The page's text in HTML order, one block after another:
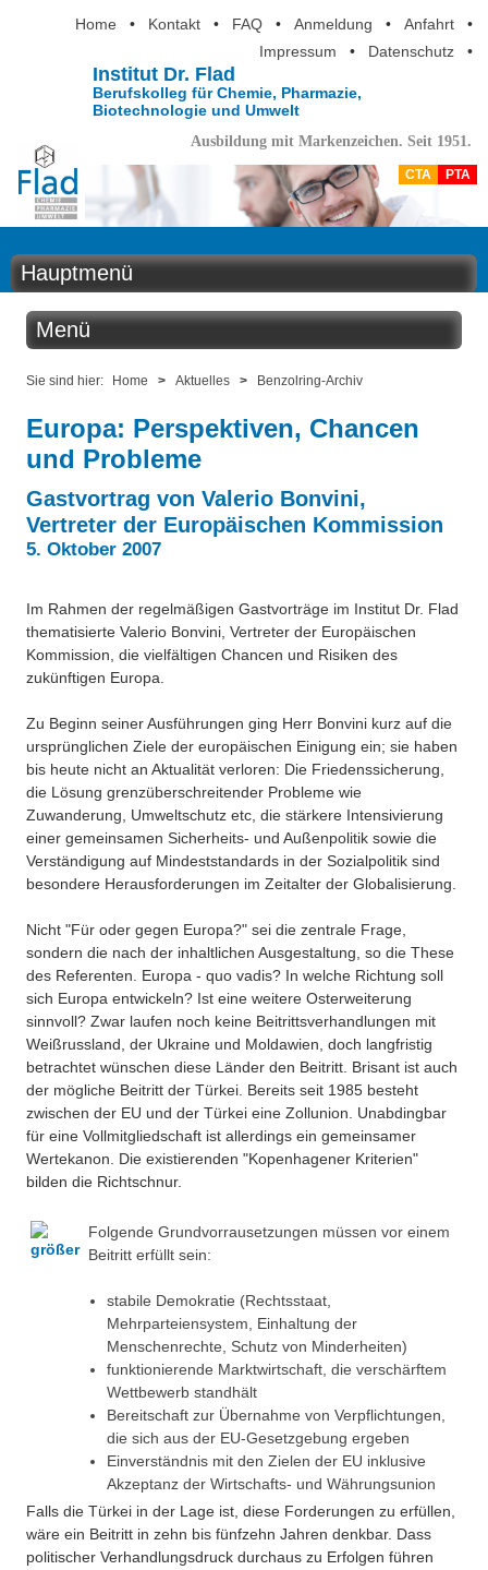
Home • Kontakt • FAQ • Anmeldung • Anfahrt
•
Impressum
• Datenschutz •
Institut Dr. Flad
Berufskolleg für Chemie, Pharmazie,
Biotechnologie und Umwelt
Ausbildung mit Markenzeichen. Seit 1951.
CTA PTA
Hauptmenü
Home
Berufsinformation
Über uns
Besonderheiten
Eduthek
Menü
Aktuelles
Benzolring online
QM-Zertifizierung nach SGB III / AZAV
Unsere Linktipps
Pressearchiv
Sie sind hier: Home > Aktuelles > Benzolring-Archiv
Europa: Perspektiven, Chancen
und Probleme
Gastvortrag von Valerio Bonvini,
Vertreter der Europäischen Kommission
5. Oktober 2007
Im Rahmen der regelmäßigen Gastvorträge im Institut Dr. Flad
thematisierte Valerio Bonvini, Vertreter der Europäischen
Kommission, die vielfältigen Chancen und Risiken des
zukünftigen Europa.
Zu Beginn seiner Ausführungen ging Herr Bonvini kurz auf die
ursprünglichen Ziele der europäischen Einigung ein; sie haben
bis heute nicht an Aktualität verloren: Die Friedenssicherung,
die Lösung grenzüberschreitender Probleme wie
Zuwanderung, Umweltschutz etc, die stärkere Intensivierung
einer gemeinsamen Sicherheits- und Außenpolitik sowie die
Verständigung auf Mindeststandards in der Sozialpolitik sind
besondere Herausforderungen im Zeitalter der Globalisierung.
Nicht "Für oder gegen Europa?" sei die zentrale Frage,
sondern die nach der inhaltlichen Ausgestaltung, so die These
des Referenten. Europa - quo vadis? In welche Richtung soll
sich Europa entwickeln? Ist eine weitere Osterweiterung
sinnvoll? Zwar laufen noch keine Beitrittsverhandlungen mit
Weißrussland, der Ukraine und Moldawien, doch langfristig
betrachtet wünschen diese Länder den Beitritt. Brisant ist auch
der mögliche Beitritt der Türkei. Bereits seit 1985 besteht
zwischen der EU und der Türkei eine Zollunion. Unabdingbar
für eine Vollmitgliedschaft ist allerdings ein gemeinsamer
Wertekanon. Die existierenden "Kopenhagener Kriterien"
bilden die Richtschnur.
Folgende Grundvorrausetzungen müssen vor einem
Beitritt erfüllt sein:
stabile Demokratie (Rechtsstaat,
Mehrparteiensystem, Einhaltung der
Menschenrechte, Schutz von Minderheiten)
funktionierende Marktwirtschaft, die verschärftem
Wettbewerb standhält
Bereitschaft zur Übernahme von Verpflichtungen,
die sich aus der EU-Gesetzgebung ergeben
Einverständnis mit den Zielen der EU inklusive
Akzeptanz der Wirtschafts- und Währungsunion
Falls die Türkei in der Lage ist, diese Forderungen zu erfüllen,
wäre ein Beitritt in zehn bis fünfzehn Jahren denkbar. Dass
politischer Verhandlungsdruck durchaus zu Erfolgen führen